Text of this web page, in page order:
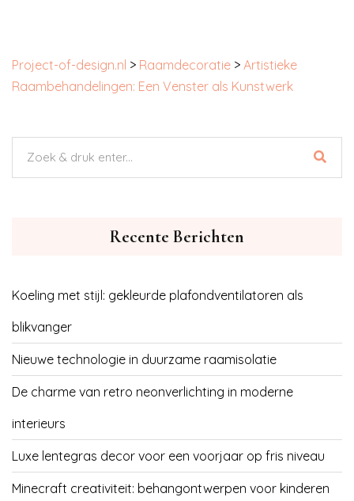
Project-of-design.nl > Raamdecoratie > Artistieke
Raambehandelingen: Een Venster als Kunstwerk
Recente Berichten
Koeling met stijl: gekleurde plafondventilatoren als
blikvanger
Nieuwe technologie in duurzame raamisolatie
De charme van retro neonverlichting in moderne
interieurs
Luxe lentegras decor voor een voorjaar op fris niveau
Minecraft creativiteit: behangontwerpen voor kinderen